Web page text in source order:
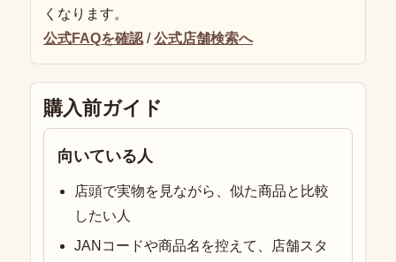
くなります。
公式FAQを確認 /公式店舗検索へ
購入前ガイド
向いている人
店頭で実物を見ながら、似た商品と比較
したい人
JANコードや商品名を控えて、店舗スタ